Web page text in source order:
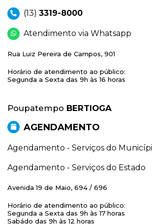
(13) 3319-8000
Atendimento via Whatsapp
Rua Luiz Pereira de Campos, 901
Horário de atendimento ao público:
Segunda a Sexta das 9h às 16 horas
Poupatempo BERTIOGA
AGENDAMENTO
Agendamento - Serviços do
Agendamento - Serviços do Estado
Avenida 19 de Maio, 694 / 696
Horário de atendimento ao público:
Segunda a Sexta das 9h às 17 horas
Sabádo das 9h às 12 horas